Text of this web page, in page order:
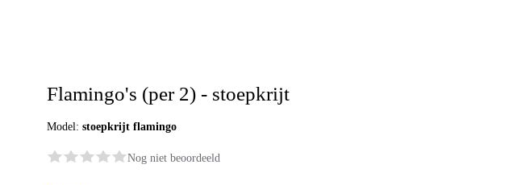
Flamingo's (per 2) - stoepkrijt
Model:stoepkrijt flamingo
Nog niet beoordeeld